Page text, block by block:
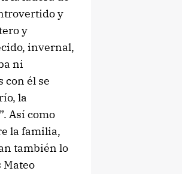
y
y
invernal,
ni
con él se
la
Así como
la familia,
también lo